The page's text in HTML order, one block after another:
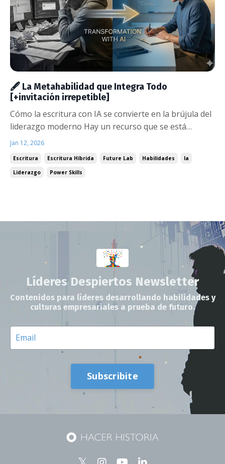
🖋️ La Metahabilidad que Integra Todo
[+invitación irrepetible]
Cómo la escritura con IA se convierte en la brújula del
liderazgo moderno Hay un recurso que se está
volviendo más escaso que la información: el criterio.
cualidad #1 de los gerentes más efectivo...
Jan 12, 2026
Escritura Escritura Híbrida Future Lab Habilidades
Ia
Liderazgo
Power Skills
Líderes Despiertos Newsletter
Contenidos para líderes desarrollando habilidades y
culturas empresariales a prueba de futuro.
Subscribite